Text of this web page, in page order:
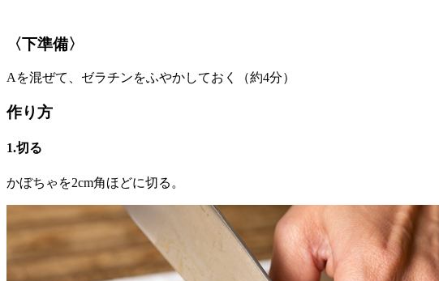
〈下準備〉
Aを混ぜて、ゼラチンをふやかしておく（約4分）
作り方
1.切る
かぼちゃを2cm角ほどに切る。